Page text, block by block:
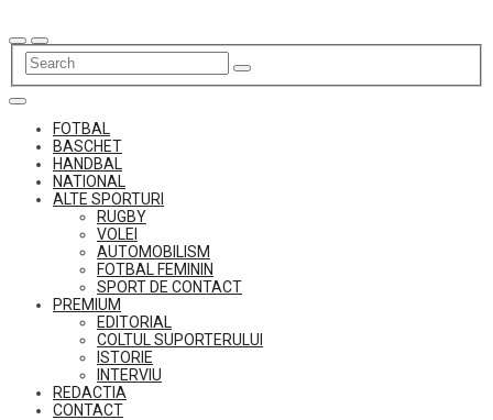
to
content
FOTBAL
BASCHET
HANDBAL
NATIONAL
ALTE SPORTURI
RUGBY
VOLEI
AUTOMOBILISM
FOTBAL FEMININ
SPORT DE CONTACT
PREMIUM
EDITORIAL
COLTUL SUPORTERULUI
ISTORIE
INTERVIU
REDACTIA
CONTACT